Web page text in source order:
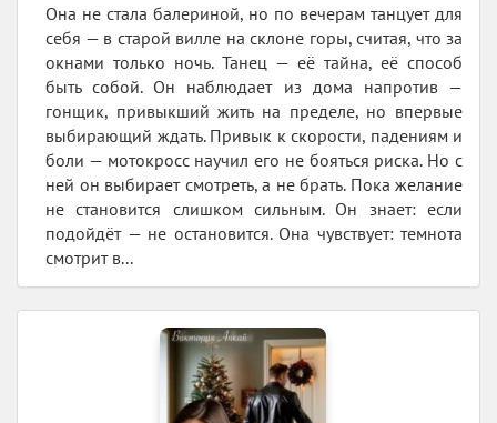
Она не стала балериной, но по вечерам танцует для
себя — в старой вилле на склоне горы, считая, что за
окнами только ночь. Танец — её тайна, её способ
быть собой. Он наблюдает из дома напротив —
гонщик, привыкший жить на пределе, но впервые
выбирающий ждать. Привык к скорости, падениям и
боли — мотокросс научил его не бояться риска. Но с
ней он выбирает смотреть, а не брать. Пока желание
не становится слишком сильным. Он знает: если
подойдёт — не остановится. Она чувствует: темнота
смотрит в...